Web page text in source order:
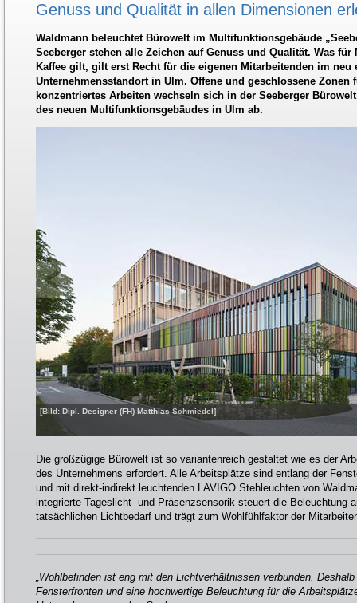
Genuss und Qualität in allen Dimensionen
Waldmann beleuchtet Bürowelt im Multifunktionsgebäude
Seeberger stehen alle Zeichen auf Genuss und Qualität. Was für
Kaffee gilt, gilt erst Recht für die eigenen Mitarbeitenden im neu
Unternehmensstandort in Ulm. Offene und geschlossene Zonen
konzentriertes Arbeiten wechseln sich in der Seeberger
des neuen Multifunktionsgebäudes in Ulm ab.
[Bild: Dipl. Designer (FH) Matthias Schmiedel]
Die großzügige Bürowelt ist so variantenreich gestaltet wie es der
des Unternehmens erfordert. Alle Arbeitsplätze sind entlang der
und mit direkt-indirekt leuchtenden LAVIGO Stehleuchten von
integrierte Tageslicht- und Präsenzsensorik steuert die Beleuchtung
tatsächlichen Lichtbedarf und trägt zum Wohlfühlfaktor der
„Wohlbefinden ist eng mit den Lichtverhältnissen verbunden.
Fensterfronten und eine hochwertige Beleuchtung für die